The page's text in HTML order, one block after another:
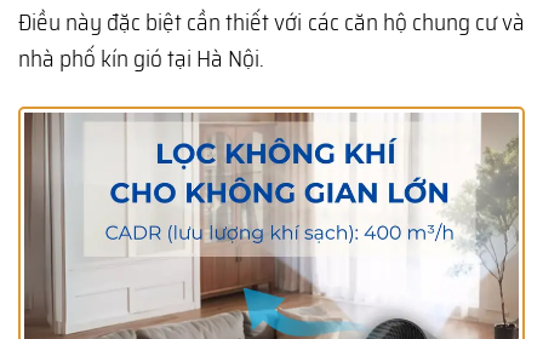
Điều này đặc biệt cần thiết với các căn hộ chung cư và
nhà phố kín gió tại Hà Nội.